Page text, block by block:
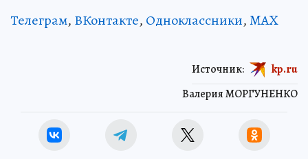
Телеграм, ВКонтакте, Одноклассники,MAX
Валерия МОРГУНЕНКО
Источник: kp.ru